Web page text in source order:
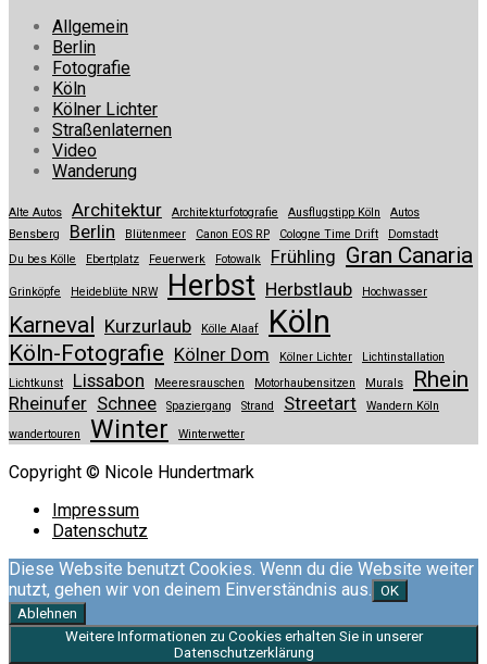
Allgemein
Berlin
Fotografie
Köln
Kölner Lichter
Straßenlaternen
Video
Wanderung
Alte Autos Architektur Architekturfotografie Ausflugstipp Köln
Autos
Bensberg
Berlin Blütenmeer Canon EOS RP Cologne Time Drift
Domstadt
Du bes Kölle
Ebertplatz Feuerwerk Fotowalk Frühling Gran Canaria
Grinköpfe Heideblüte NRW Herbst Herbstlaub Hochwasser
Karneval Kurzurlaub Kölle Alaaf Köln
Köln-Fotografie Kölner Dom Kölner Lichter
Lichtinstallation
Lichtkunst
Lissabon Meeresrauschen Motorhaubensitzen Murals Rhein
Rheinufer Schnee Spaziergang Strand Streetart
Wandern Köln
wandertouren
Winter Winterwetter
Copyright © Nicole Hundertmark
Impressum
Datenschutz
Diese Website benutzt Cookies. Wenn du die Website weiter
nutzt, gehen wir von deinem Einverständnis aus. OK
Ablehnen
Weitere Informationen zu Cookies erhalten Sie in unserer
Datenschutzerklärung